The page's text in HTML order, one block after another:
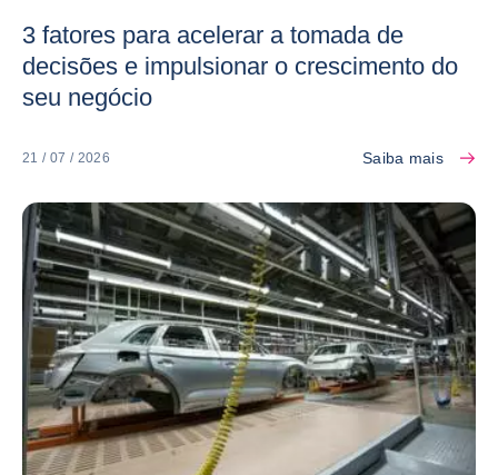
3 fatores para acelerar a tomada de
decisões e impulsionar o crescimento do
seu negócio
21 / 07 / 2026 Saiba mais